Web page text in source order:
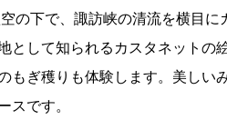
の下で、諏訪峡の清流を横目に
として知られるカスタネットの
もぎ穫りも体験します。美しい
スです。